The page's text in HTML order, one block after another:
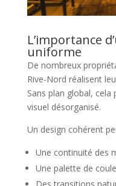
L’importance
uniforme
De nombreux
Rive-Nord réalisent
Sans plan global,
visuel désorganisé.
Un design cohérent
Une continuité des
Une palette de